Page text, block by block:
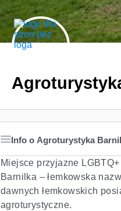
Info o Agroturystyka
Miejsce przyjazne LGBTQ+
Barnilka – łemkowska
dawnych łemkowskich
agroturystyczne.